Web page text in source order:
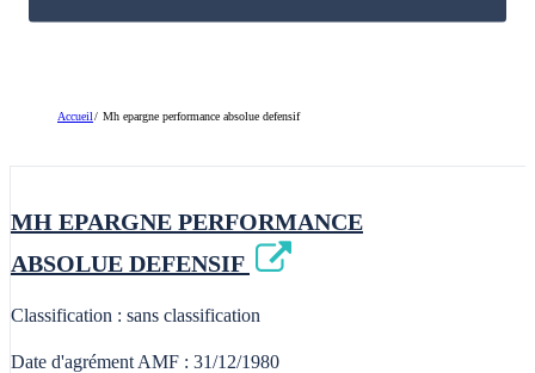
Placements long terme
Par thématiques
Hybride
Souveraineté
Accueil Mh epargne performance absolue defensif
MH EPARGNE PERFORMANCE
ABSOLUE DEFENSIF
Classification : sans classification
Date d'agrément AMF : 31/12/1980